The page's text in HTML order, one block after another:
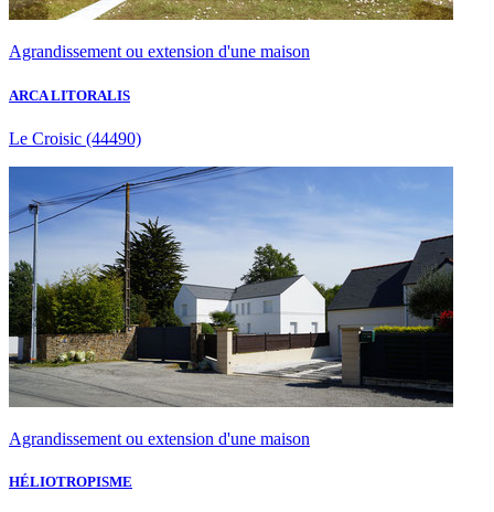
Agrandissement ou extension d'une maison
ARCA LITORALIS
Le Croisic (44490)
Agrandissement ou extension d'une maison
HÉLIOTROPISME